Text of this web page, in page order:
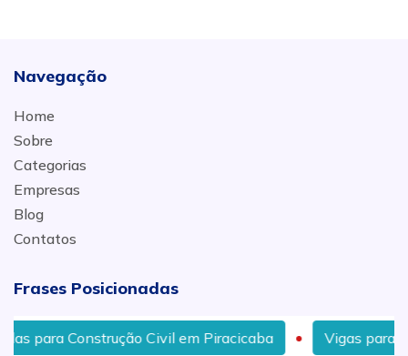
Navegação
Home
Sobre
Categorias
Empresas
Blog
Contatos
Frases Posicionadas
para Construção Civil em Piracicaba Vigas para